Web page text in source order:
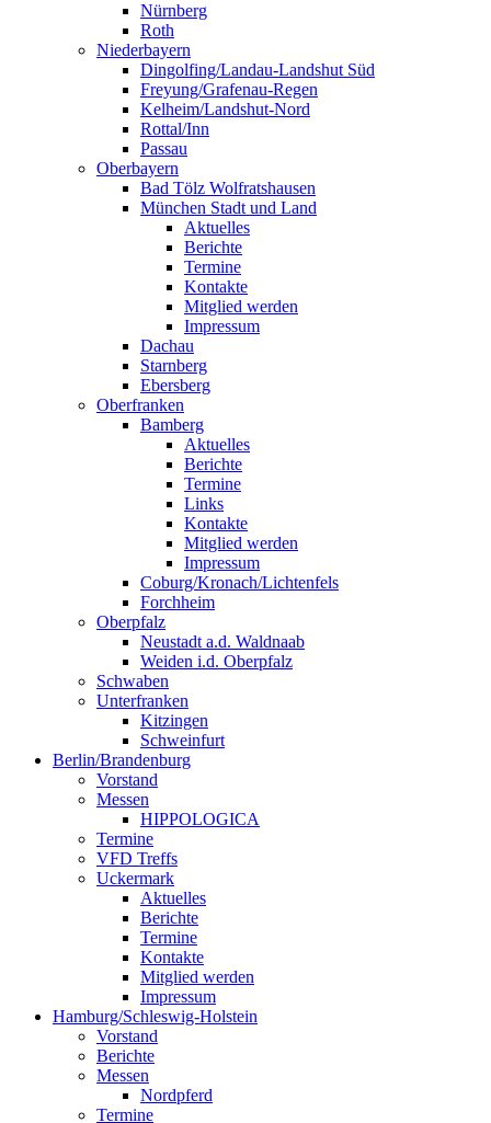
Nürnberg
Roth
Niederbayern
Dingolfing/Landau-Landshut Süd
Freyung/Grafenau-Regen
Kelheim/Landshut-Nord
Rottal/Inn
Passau
Oberbayern
Bad Tölz Wolfratshausen
München Stadt und Land
Aktuelles
Berichte
Termine
Kontakte
Mitglied werden
Impressum
Dachau
Starnberg
Ebersberg
Oberfranken
Bamberg
Aktuelles
Berichte
Termine
Links
Kontakte
Mitglied werden
Impressum
Coburg/Kronach/Lichtenfels
Forchheim
Oberpfalz
Neustadt a.d. Waldnaab
Weiden i.d. Oberpfalz
Schwaben
Unterfranken
Kitzingen
Schweinfurt
Berlin/Brandenburg
Vorstand
Messen
HIPPOLOGICA
Termine
VFD Treffs
Uckermark
Aktuelles
Berichte
Termine
Kontakte
Mitglied werden
Impressum
Hamburg/Schleswig-Holstein
Vorstand
Berichte
Messen
Nordpferd
Termine